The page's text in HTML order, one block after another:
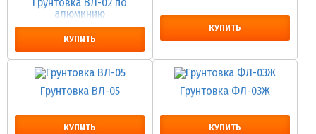
алюминию
КУПИТЬ
КУПИТЬ
Грунтовка ВЛ-05
КУПИТЬ
Грунтовка ФЛ-03Ж
КУПИТЬ